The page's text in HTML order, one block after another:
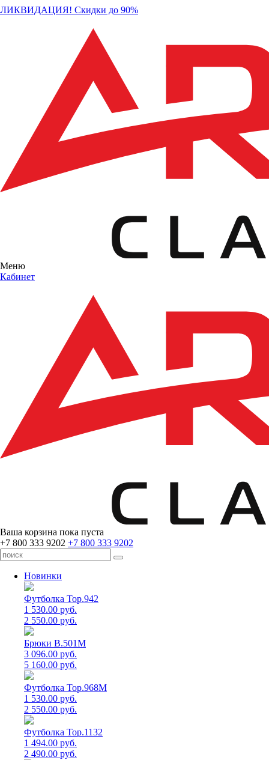
ЛИКВИДАЦИЯ! Скидки до 90%
Меню
Кабинет
Ваша корзина пока пуста
+7 800 333 9202 +7 800 333 9202
Новинки
Футболка Top.942
1 530.00 руб.
2 550.00 руб.
Брюки B.501M
3 096.00 руб.
5 160.00 руб.
Футболка Top.968M
1 530.00 руб.
2 550.00 руб.
Футболка Top.1132
1 494.00 руб.
2 490.00 руб.